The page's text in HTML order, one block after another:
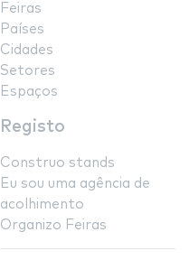
Feiras
Países
Cidades
Setores
Espaços
Registo
Construo stands
Eu sou uma agência de
acolhimento
Organizo Feiras